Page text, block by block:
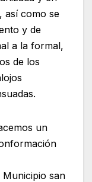
así como se
y de
a la formal,
de los
un
san